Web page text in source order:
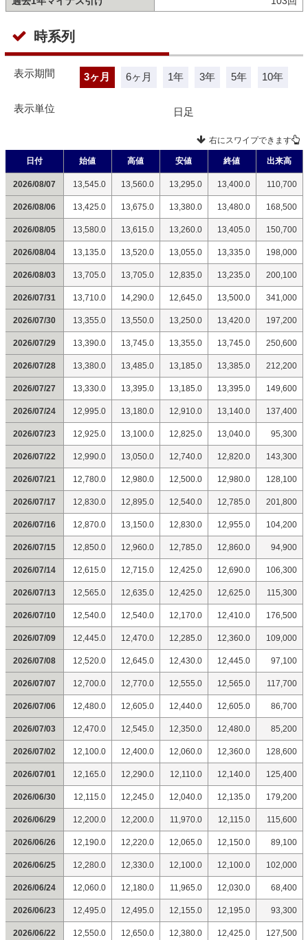
時系列
表示期間 3ヶ月 6ヶ月 1年 3年 5年 10年
表示単位 日足
右にスワイプできます
日付 始値 高値 安値 終値 出来高
2026/08/07 13,545.0 13,560.0 13,295.0 13,400.0 110,700
2026/08/06 13,425.0 13,675.0 13,380.0 13,480.0 168,500
2026/08/05 13,580.0 13,615.0 13,260.0 13,405.0 150,700
2026/08/04 13,135.0 13,520.0 13,055.0 13,335.0 198,000
2026/08/03 13,705.0 13,705.0 12,835.0 13,235.0 200,100
2026/07/31 13,710.0 14,290.0 12,645.0 13,500.0 341,000
2026/07/30 13,355.0 13,550.0 13,250.0 13,420.0 197,200
2026/07/29 13,390.0 13,745.0 13,355.0 13,745.0 250,600
2026/07/28 13,380.0 13,485.0 13,185.0 13,385.0 212,200
2026/07/27 13,330.0 13,395.0 13,185.0 13,395.0 149,600
2026/07/24 12,995.0 13,180.0 12,910.0 13,140.0 137,400
2026/07/23 12,925.0 13,100.0 12,825.0 13,040.0 95,300
2026/07/22 12,990.0 13,050.0 12,740.0 12,820.0 143,300
2026/07/21 12,780.0 12,980.0 12,500.0 12,980.0 128,100
2026/07/17 12,830.0 12,895.0 12,540.0 12,785.0 201,800
2026/07/16 12,870.0 13,150.0 12,830.0 12,955.0 104,200
2026/07/15 12,850.0 12,960.0 12,785.0 12,860.0 94,900
2026/07/14 12,615.0 12,715.0 12,425.0 12,690.0 106,300
2026/07/13 12,565.0 12,635.0 12,425.0 12,625.0 115,300
2026/07/10 12,540.0 12,540.0 12,170.0 12,410.0 176,500
2026/07/09 12,445.0 12,470.0 12,285.0 12,360.0 109,000
2026/07/08 12,520.0 12,645.0 12,430.0 12,445.0 97,100
2026/07/07 12,700.0 12,770.0 12,555.0 12,565.0 117,700
2026/07/06 12,480.0 12,605.0 12,440.0 12,605.0 86,700
2026/07/03 12,470.0 12,545.0 12,350.0 12,480.0 85,200
2026/07/02 12,100.0 12,400.0 12,060.0 12,360.0 128,600
2026/07/01 12,165.0 12,290.0 12,110.0 12,140.0 125,400
2026/06/30 12,115.0 12,245.0 12,040.0 12,135.0 179,200
2026/06/29 12,200.0 12,200.0 11,970.0 12,115.0 115,600
2026/06/26 12,190.0 12,220.0 12,065.0 12,150.0 89,100
2026/06/25 12,280.0 12,330.0 12,100.0 12,100.0 102,000
2026/06/24 12,060.0 12,180.0 11,965.0 12,030.0 68,400
2026/06/23 12,495.0 12,495.0 12,155.0 12,195.0 93,300
2026/06/22 12,550.0 12,650.0 12,380.0 12,425.0 127,500